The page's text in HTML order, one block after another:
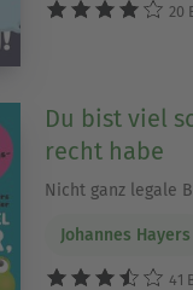
20
Du bist viel
recht habe
Nicht ganz legale
Johannes Hayers
41